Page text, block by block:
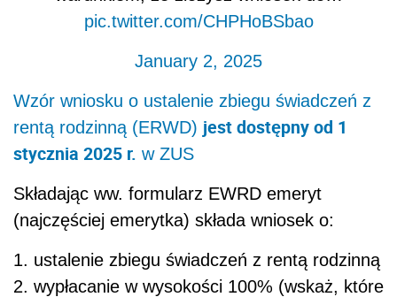
pic.twitter.com/CHPHoBSbao
January 2, 2025
Wzór wniosku o ustalenie zbiegu świadczeń z
rentą rodzinną (ERWD) jest dostępny od 1
stycznia 2025 r. w ZUS
Składając ww. formularz EWRD emeryt
(najczęściej emerytka) składa wniosek o:
1. ustalenie zbiegu świadczeń z rentą rodzinną
2. wypłacanie w wysokości 100% (wskaż, które